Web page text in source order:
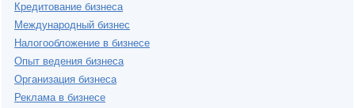
Кредитование бизнеса
Международный бизнес
Налогообложение в бизнесе
Опыт ведения бизнеса
Организация бизнеса
Реклама в бизнесе